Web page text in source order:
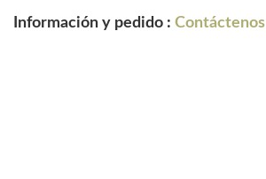
Información y pedido : Contáctenos